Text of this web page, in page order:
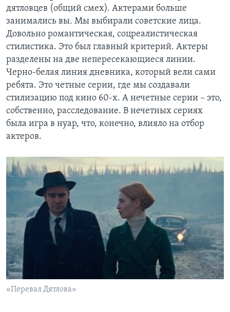
дятловцев (общий смех). Актерами больше
занимались вы. Мы выбирали советские лица.
Довольно романтическая, соцреалистическая
стилистика. Это был главный критерий. Актеры
разделены на две непересекающиеся линии.
Черно-белая линия дневника, который вели сами
ребята. Это четные серии, где мы создавали
стилизацию под кино 60-х. А нечетные серии – это,
собственно, расследование. В нечетных сериях
была игра в нуар, что, конечно, влияло на отбор
актеров.
«Перевал Дятлова»